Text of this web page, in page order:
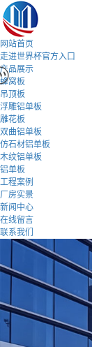
网站首页
走进世界杯官方入口
产品展示
蜂窝板
吊顶板
浮雕铝单板
雕花板
双曲铝单板
仿石材铝单板
木纹铝单板
铝单板
工程案例
厂房实景
新闻中心
在线留言
联系我们